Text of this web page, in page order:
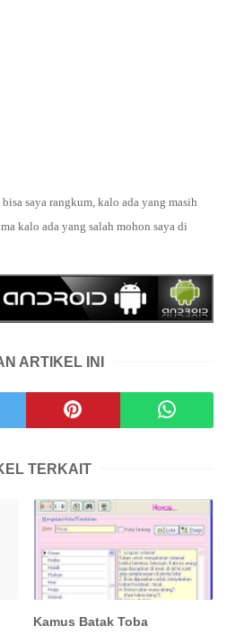
saya rangkum, kalo ada yang masih
kalo ada yang salah mohon saya di
ARTIKEL INI
TERKAIT
Kamus Batak Toba